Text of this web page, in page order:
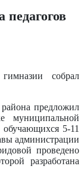
собрал
предложил
муниципальной
5-11
администрации
проведено
разработана